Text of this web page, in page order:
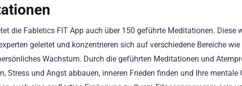
die Fabletics FIT App auch über 150 geführte Meditationen. Diese
geleitet und konzentrieren sich auf verschiedene Bereiche
Wachstum. Durch die geführten Meditationen und
Stress und Angst abbauen, inneren Frieden finden und Ihre mentale